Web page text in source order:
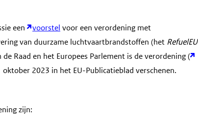
een
voorstel voor een verordening met
van duurzame luchtvaartbrandstoffen (het RefuelEU
Raad en het Europees Parlement is de verordening (
2023 in het EU-Publicatieblad verschenen.
zijn: